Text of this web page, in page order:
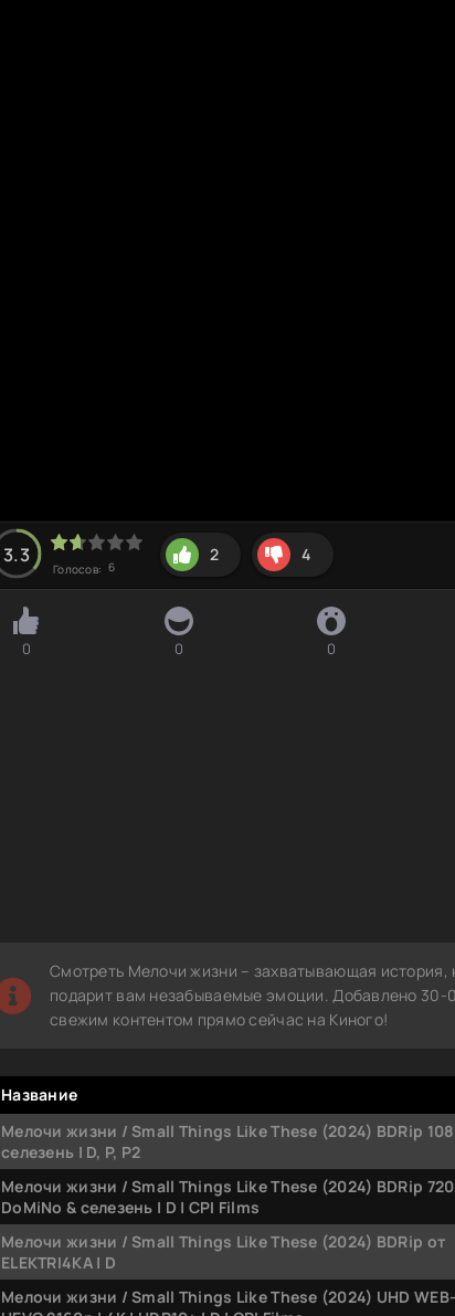
3.3
Голосов: 6
2 4
0 0 0
Смотреть Мелочи жизни – захватывающая история,
подарит вам незабываемые эмоции. Добавлено 30-
свежим контентом прямо сейчас на Киного!
Название
Мелочи жизни / Small Things Like These (2024) BDRip
селезень | D, P, P2
Мелочи жизни / Small Things Like These (2024) BDRip
DoMiNo & селезень | D | CPI Films
Мелочи жизни / Small Things Like These (2024) BDRip от
ELEKTRI4KA | D
Мелочи жизни / Small Things Like These (2024) UHD